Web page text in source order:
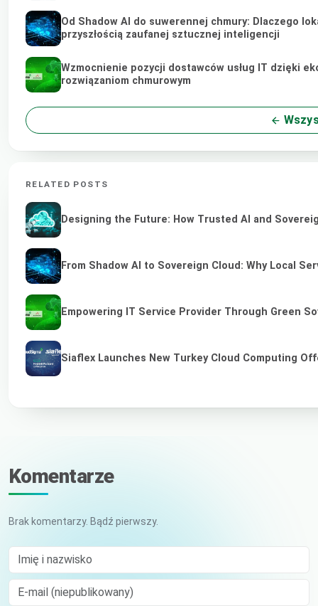
Od Shadow AI do suwerennej chmury: Dlaczego
przyszłością zaufanej sztucznej inteligencji
Wzmocnienie pozycji dostawców usług IT dzięki
rozwiązaniom chmurowym
RELATED POSTS
Designing the Future: How Trusted AI and
From Shadow AI to Sovereign Cloud: Why Local
Empowering IT Service Provider Through Green
Siaflex Launches New Turkey Cloud Computing
Komentarze
Brak komentarzy. Bądź pierwszy.
Imię i nazwisko
E-mail (niepublikowany)